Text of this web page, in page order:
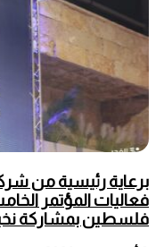
برعاية رئيسية من
فعاليات المؤتمر
فلسطين بمشاركة